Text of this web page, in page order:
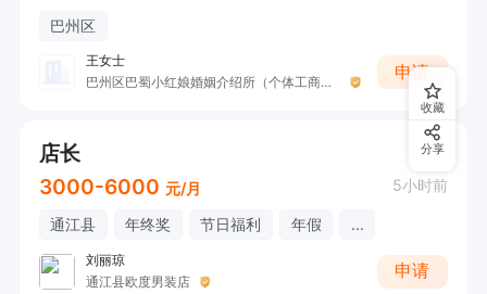
巴州区
王女士
巴州区巴蜀小红娘婚姻介绍所（个体工商户）
申请
店长
3000-6000 元/月 5小时前
通江县 年终奖 节日福利 年假 ...
刘丽琼
通江县欧度男装店
申请
收藏
分享